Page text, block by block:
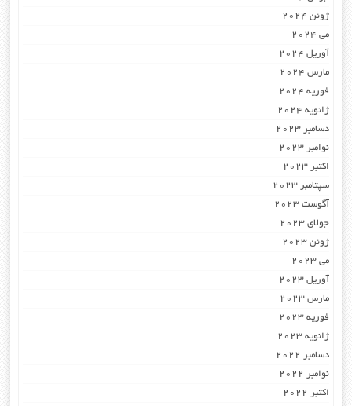
ژوئن 2024
می 2024
آوریل 2024
مارس 2024
فوریه 2024
ژانویه 2024
دسامبر 2023
نوامبر 2023
اکتبر 2023
سپتامبر 2023
آگوست 2023
جولای 2023
ژوئن 2023
می 2023
آوریل 2023
مارس 2023
فوریه 2023
ژانویه 2023
دسامبر 2022
نوامبر 2022
اکتبر 2022